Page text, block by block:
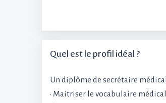
Quel est le profil idéal ?
Un diplôme de secrétaire
• Maitriser le vocabulaire